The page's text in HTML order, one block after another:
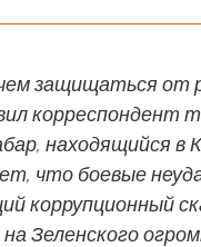
защищаться от
корреспондент
находящийся в
что боевые
коррупционный
Зеленского